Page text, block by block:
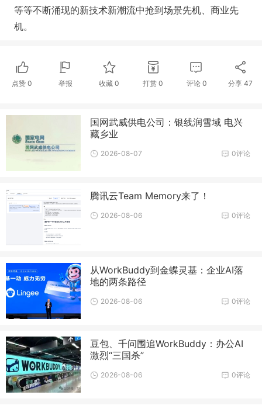
等等不断涌现的新技术新潮流中抢到场景先机、商业先
机。
点赞 0 举报 收藏0 打赏 0 评论 0 分享 47
国网武威供电公司：银线润雪域 电兴
藏乡业
0评论
2026-08-07
腾讯云Team Memory来了！
0评论
2026-08-06
从WorkBuddy到金蝶灵基：企业AI落
地的两条路径
0评论
2026-08-06
豆包、千问围追WorkBuddy：办公AI
激烈“三国杀”
0评论
2026-08-06